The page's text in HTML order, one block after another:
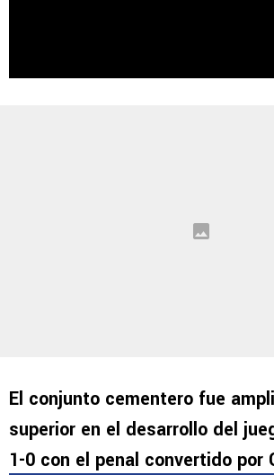
El conjunto cementero fue
superior en el desarrollo del
1-0 con el penal convertido por